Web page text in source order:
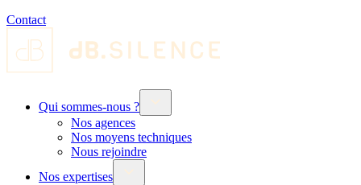
Contact
Qui sommes-nous ?
Nos agences
Nos moyens techniques
Nous rejoindre
Nos expertises